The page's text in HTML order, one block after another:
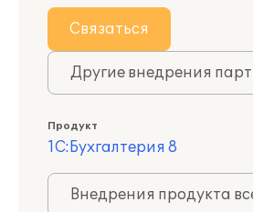
Связаться
Другие внедрения
Продукт
1С:Бухгалтерия 8
Внедрения продукта